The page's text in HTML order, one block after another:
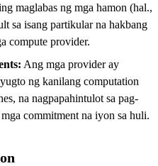
maglabas ng mga hamon (hal.,
sa isang partikular na hakbang
compute provider.
Ang mga provider ay
ng kanilang computation
na nagpapahintulot sa pag-
commitment na iyon sa huli.